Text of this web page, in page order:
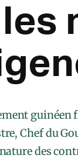
guinéen
Chef du
des